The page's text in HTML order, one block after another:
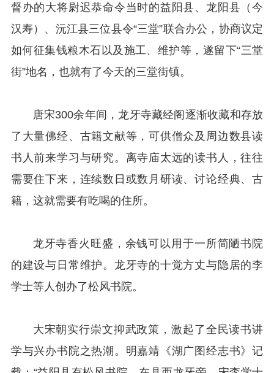
督办的大将尉迟恭命令当时的益阳县、龙阳县（今
汉寿）、沅江县三位县令“三堂”联合办公，协商议定
如何征集钱粮木石以及施工、维护等，遂留下“三堂
街”地名，也就有了今天的三堂街镇。
唐宋300余年间，龙牙寺藏经阁逐渐收藏和存放
了大量佛经、古籍文献等，可供僧众及周边数县读
书人前来学习与研究。离寺庙太远的读书人，往往
需要住下来，连续数日或数月研读、讨论经典、古
籍，这就需要有吃喝的住所。
龙牙寺香火旺盛，余钱可以用于一所简陋书院
的建设与日常维护。龙牙寺的十觉方丈与隐居的李
学士等人创办了松风书院。
大宋朝实行崇文抑武政策，激起了全民读书讲
学与兴办书院之热潮。明嘉靖《湖广图经志书》记